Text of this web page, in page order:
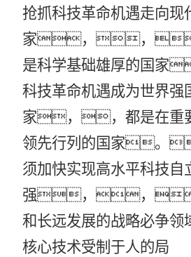
抢抓科技革命机遇走向现
家，，
是科学基础雄厚的国家
科技革命机遇成为世界强
家，，都是在重
领先行列的国家。
须加快实现高水平科技自
强，，
和长远发展的战略必争领
核心技术受制于人的局